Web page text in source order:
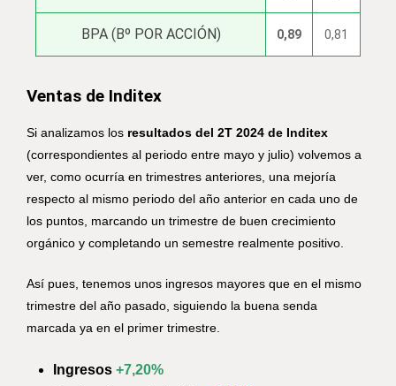
BPA (Bº POR ACCIÓN) 0,89 0,81
Ventas de Inditex
Si analizamos los resultados del 2T 2024 de Inditex
(correspondientes al periodo entre mayo y julio) volvemos a
ver, como ocurría en trimestres anteriores, una mejoría
respecto al mismo periodo del año anterior en cada uno de
los puntos, marcando un trimestre de buen crecimiento
orgánico y completando un semestre realmente positivo.
Así pues, tenemos unos ingresos mayores que en el mismo
trimestre del año pasado, siguiendo la buena senda
marcada ya en el primer trimestre.
Ingresos +7,20%